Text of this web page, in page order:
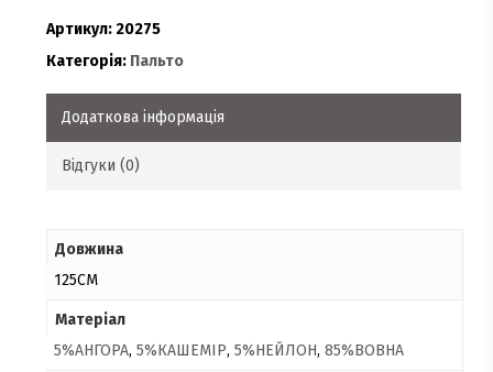
Артикул:20275
Категорія: Пальто
Додаткова інформація
Відгуки (0)
Довжина
125СМ
Матеріал
5%АНГОРА, 5%КАШЕМІР, 5%НЕЙЛОН, 85%ВОВНА